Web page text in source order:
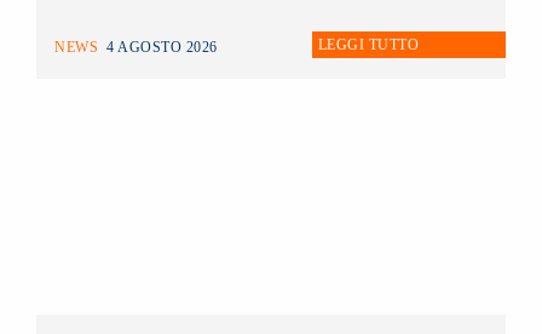
esclusivamente tramite appuntamento. Chi
lo desidera può scrivere un'e-mail
NEWS 4 AGOSTO 2026 LEGGI TUTTO